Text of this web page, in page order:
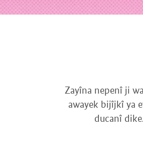
Zayîna nepenî ji
awayek bijîjkî ya
ducanî